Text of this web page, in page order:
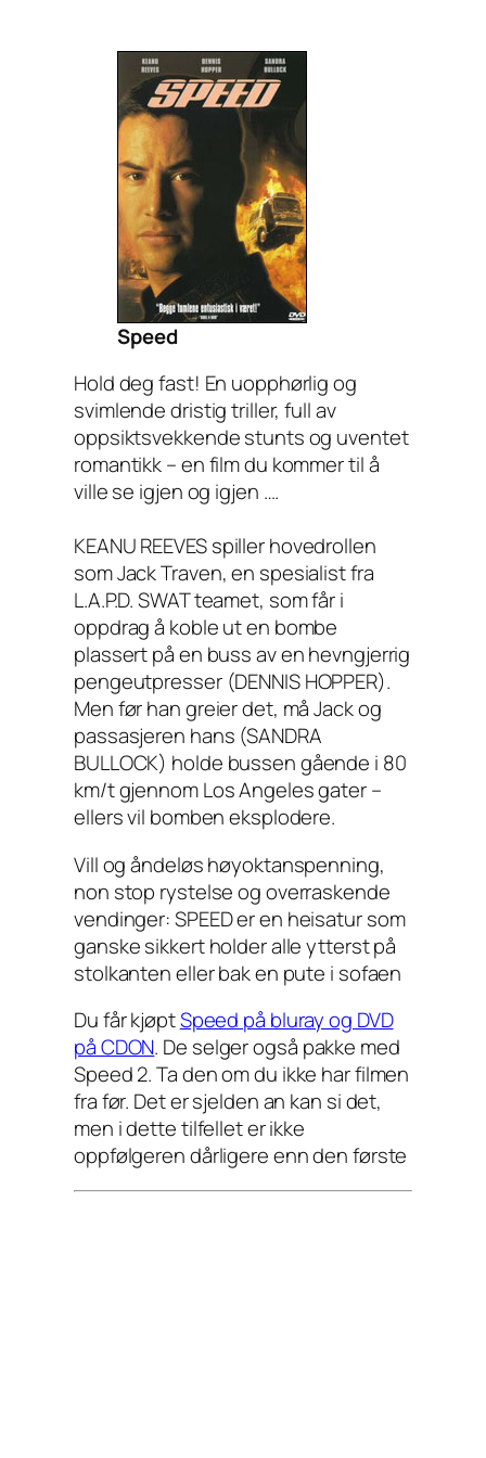
Speed
Hold deg fast! En uopphørlig og
svimlende dristig triller, full av
oppsiktsvekkende stunts og uventet
romantikk – en film du kommer til å
ville se igjen og igjen ….
KEANU REEVES spiller hovedrollen
som Jack Traven, en spesialist fra
L.A.P.D. SWAT teamet, som får i
oppdrag å koble ut en bombe
plassert på en buss av en hevngjerrig
pengeutpresser (DENNIS HOPPER).
Men før han greier det, må Jack og
passasjeren hans (SANDRA
BULLOCK) holde bussen gående i 80
km/t gjennom Los Angeles gater –
ellers vil bomben eksplodere.
Vill og åndeløs høyoktanspenning,
non stop rystelse og overraskende
vendinger: SPEED er en heisatur som
ganske sikkert holder alle ytterst på
stolkanten eller bak en pute i sofaen
Du får kjøptSpeed på bluray og DVD
på CDON. De selger også pakke med
Speed 2. Ta den om du ikke har filmen
fra før. Det er sjelden an kan si det,
men i dette tilfellet er ikke
oppfølgeren dårligere enn den første